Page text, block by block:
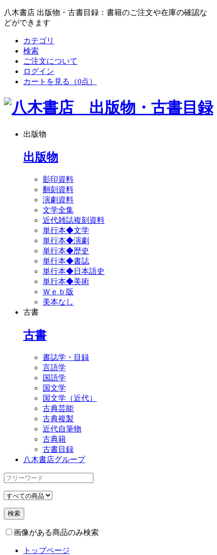
八木書店 出版物・古書目録：書籍のご注文や在庫の確認な
どができます
カテゴリ
検索
ご注文について
ログイン
カートを見る
（0点）
出版物
出版物
影印資料
翻刻資料
演劇資料
文学全集
近代雑誌複刻資料
単行本◆文学
単行本◆演劇
単行本◆歴史
単行本◆書誌
単行本◆日本語史
単行本◆美術
Ｗｅｂ版
美本なし
古書
古書
書誌学・目録
言語学
国語学
国文学
国文学（近代）
古典芸能
古典複製
近代自筆物
古典籍
古書目録
八木書店グループ
画像がある商品のみ検索
トップページ